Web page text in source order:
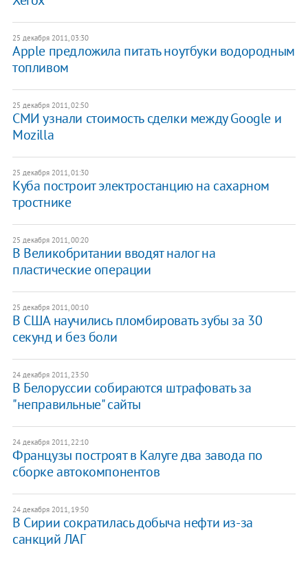
25 декабря 2011, 03:30
Apple предложила питать ноутбуки водородным
топливом
25 декабря 2011, 02:50
СМИ узнали стоимость сделки между Google и
Mozilla
25 декабря 2011, 01:30
Куба построит электростанцию на сахарном
тростнике
25 декабря 2011, 00:20
В Великобритании вводят налог на
пластические операции
25 декабря 2011, 00:10
В США научились пломбировать зубы за 30
секунд и без боли
24 декабря 2011, 23:50
В Белоруссии собираются штрафовать за
"неправильные" сайты
24 декабря 2011, 22:10
Французы построят в Калуге два завода по
сборке автокомпонентов
24 декабря 2011, 19:50
В Сирии сократилась добыча нефти из-за
санкций ЛАГ